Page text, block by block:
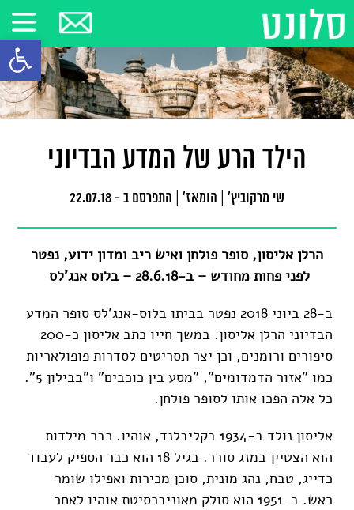
פתח
הילד הרע של המדע הבדיוני
שי מרקוביץ' הומאז' התפרסם ב - 22.07.18
הרלן אליסון, סופר פולחן ואיש ריב ומדון ידוע, נפטר
לפני פחות מחודש –ב-28.6.18 –
בלוס אנג'לס
ב-28 ביוני 2018 נפטר בביתו בלוס-אנג'לס סופר המדע
הבדיוני הרלן אליסון. במשך חייו כתב אליסון כ-200
סיפורים ורומנים, וכן יצר תסריטים לסדרות פופולאריות
כמו "אזור הדמדומים", "מסע בין כוכבים" ו"בבילון 5".
כל אלה הפכו אותו לסופר פולחן.
אליסון נולד ב-1934 בקליבלנד, אוהיו. כבר מילדות
הוא הצטיין במזג סורר. בגיל 18 הוא כבר הספיק לעבוד
כדייג, טבח, נהג מונית, סוכן מכירות ואפילו שומר
ראש. ב-1951 הוא סולק מאוניברסיטת אוהיו לאחר